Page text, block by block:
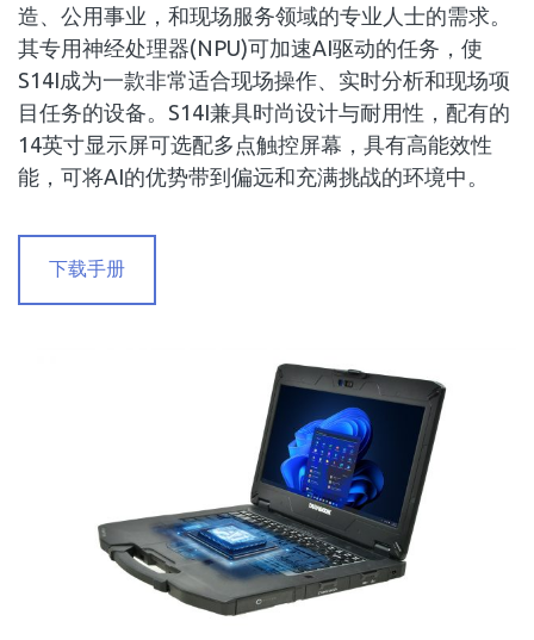
造、公用事业，和现场服务领域的专业人士的需求。
其专用神经处理器(NPU)可加速AI驱动的任务，使
S14I成为一款非常适合现场操作、实时分析和现场项
目任务的设备。S14I兼具时尚设计与耐用性，配有的
14英寸显示屏可选配多点触控屏幕，具有高能效性
能，可将AI的优势带到偏远和充满挑战的环境中。
下载手册